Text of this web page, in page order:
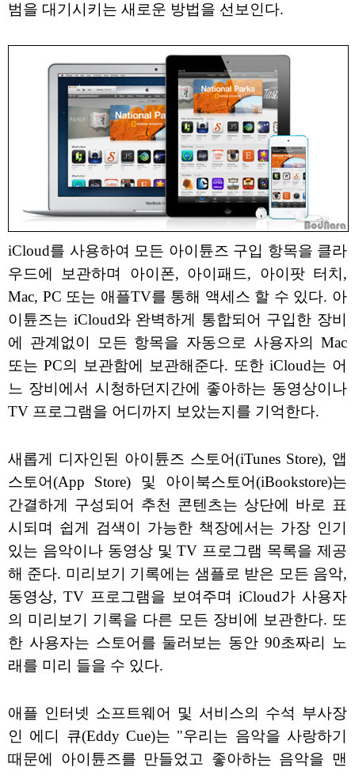
범을 대기시키는 새로운 방법을 선보인다.
iCloud를 사용하여 모든 아이튠즈 구입 항목을 클라
우드에 보관하며 아이폰, 아이패드, 아이팟 터치,
Mac, PC 또는 애플TV를 통해 액세스 할 수 있다. 아
이튠즈는 iCloud와 완벽하게 통합되어 구입한 장비
에 관계없이 모든 항목을 자동으로 사용자의 Mac
또는 PC의 보관함에 보관해준다. 또한 iCloud는 어
느 장비에서 시청하던지간에 좋아하는 동영상이나
TV 프로그램을 어디까지 보았는지를 기억한다.
새롭게 디자인된 아이튠즈 스토어(iTunes Store), 앱
스토어(App Store) 및 아이북스토어(iBookstore)는
간결하게 구성되어 추천 콘텐츠는 상단에 바로 표
시되며 쉽게 검색이 가능한 책장에서는 가장 인기
있는 음악이나 동영상 및 TV 프로그램 목록을 제공
해 준다. 미리보기 기록에는 샘플로 받은 모든 음악,
동영상, TV 프로그램을 보여주며 iCloud가 사용자
의 미리보기 기록을 다른 모든 장비에 보관한다. 또
한 사용자는 스토어를 둘러보는 동안 90초짜리 노
래를 미리 들을 수 있다.
애플 인터넷 소프트웨어 및 서비스의 수석 부사장
인 에디 큐(Eddy Cue)는 "우리는 음악을 사랑하기
때문에 아이튠즈를 만들었고 좋아하는 음악을 맨